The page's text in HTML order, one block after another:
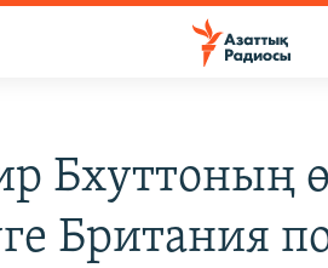
Бхуттоның
Британия